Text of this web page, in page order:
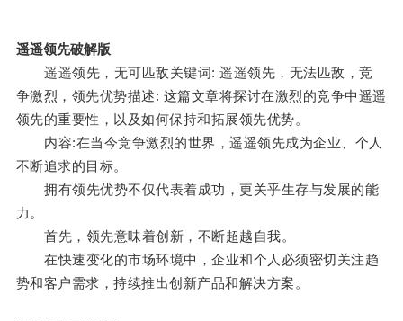
遥遥领先破解版
遥遥领先，无可匹敌关键词: 遥遥领先，无法匹敌，竞
争激烈，领先优势描述: 这篇文章将探讨在激烈的竞争中遥遥
领先的重要性，以及如何保持和拓展领先优势。
内容:在当今竞争激烈的世界，遥遥领先成为企业、个人
不断追求的目标。
拥有领先优势不仅代表着成功，更关乎生存与发展的能
力。
首先，领先意味着创新，不断超越自我。
在快速变化的市场环境中，企业和个人必须密切关注趋
势和客户需求，持续推出创新产品和解决方案。